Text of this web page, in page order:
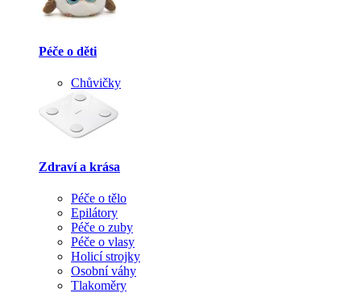
Péče o děti
Chůvičky
Zdraví a krása
Péče o tělo
Epilátory
Péče o zuby
Péče o vlasy
Holicí strojky
Osobní váhy
Tlakoměry